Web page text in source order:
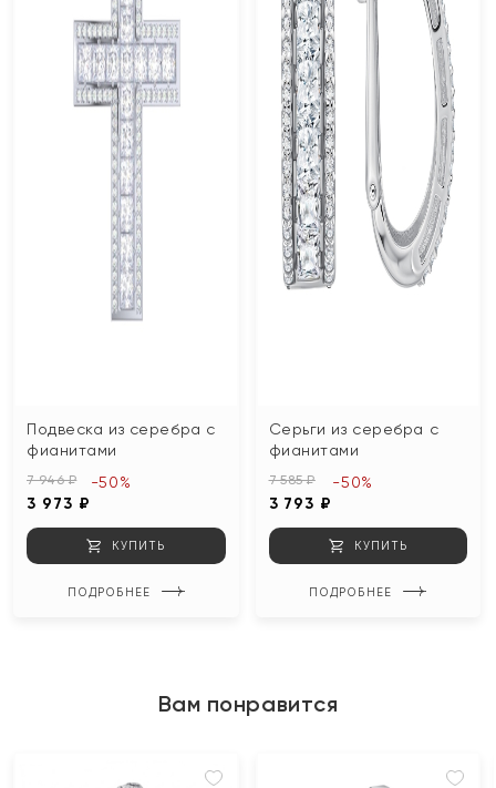
Подвеска из серебра с
фианитами
7 946 ₽
3 973 ₽
-50%
КУПИТЬ
ПОДРОБНЕЕ
Серьги из серебра с
фианитами
7 585 ₽
3 793 ₽
-50%
КУПИТЬ
ПОДРОБНЕЕ
Вам понравится